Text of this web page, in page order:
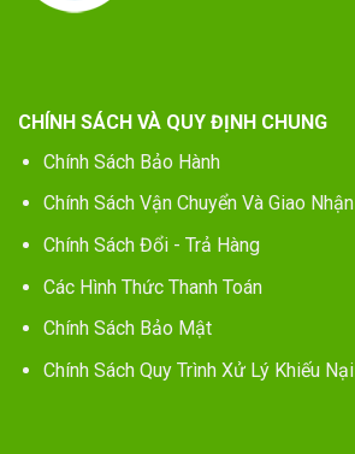
CHÍNH SÁCH VÀ QUY ĐỊNH CHUNG
Chính Sách Bảo Hành
Chính Sách Vận Chuyển Và Giao Nhận
Chính Sách Đổi - Trả Hàng
Các Hình Thức Thanh Toán
Chính Sách Bảo Mật
Chính Sách Quy Trình Xử Lý Khiếu Nại